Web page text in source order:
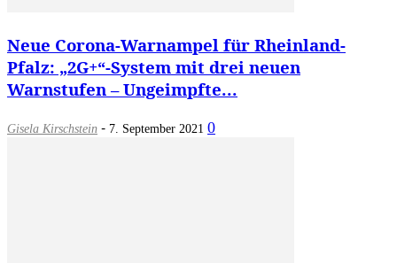
Neue Corona-Warnampel für Rheinland-
Pfalz: „2G+“-System mit drei neuen
Warnstufen – Ungeimpfte...
Gisela Kirschstein - 7. September 2021 0